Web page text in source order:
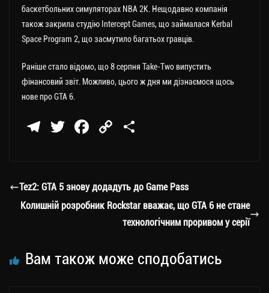
баскетбольних симуляторах NBA 2K. Нещодавно компанія
також закрила студію Intercept Games, що займалася Kerbal
Space Program 2, що засмутило багатьох гравців.
Раніше стало відомо, що 8 серпня Take-Two випустить
фінансовий звіт. Можливо, цього ж дня ми дізнаємося щось
нове про GTA 6.
Te
a
m
T
er
Fa
ok
C
Li
nk
ли
ти
ся
Tez2: GTA 5 знову додадуть до Game Pass
Колишній розробник Rockstar вважає, що GTA 6 не стане
технологічним проривом у серії
Вам також може сподобатись